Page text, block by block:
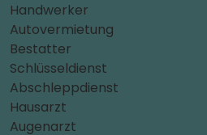
Handwerker
Autovermietung
Bestatter
Schlüsseldienst
Abschleppdienst
Hausarzt
Augenarzt